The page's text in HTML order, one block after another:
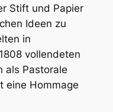
Stift und Papier
Ideen zu
in
vollendeten
als Pastorale
eine Hommage